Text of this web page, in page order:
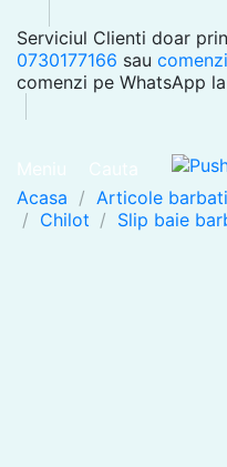
Serviciul Clienti doar
0730177166 sau
comenzi pe WhatsApp
Acasa
Articole barbati
Chilot
Slip baie